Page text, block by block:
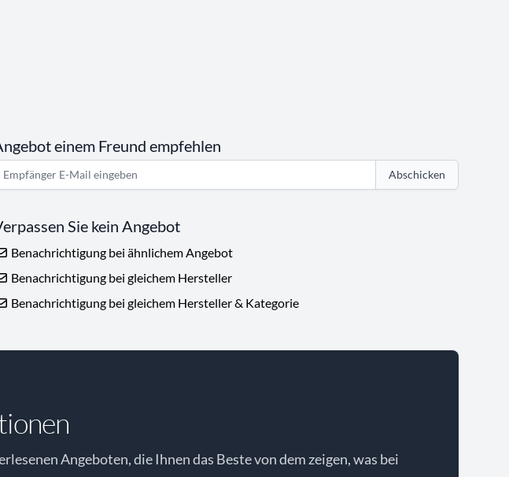
einem Freund empfehlen
Abschicken
Sie kein Angebot
Benachrichtigung bei ähnlichem Angebot
Benachrichtigung bei gleichem Hersteller
Benachrichtigung bei gleichem Hersteller & Kategorie
Angeboten, die Ihnen das Beste von dem zeigen, was bei